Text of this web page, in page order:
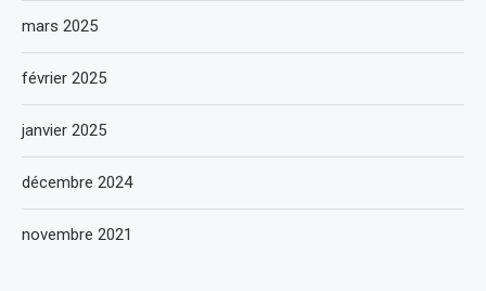
mars 2025
février 2025
janvier 2025
décembre 2024
novembre 2021